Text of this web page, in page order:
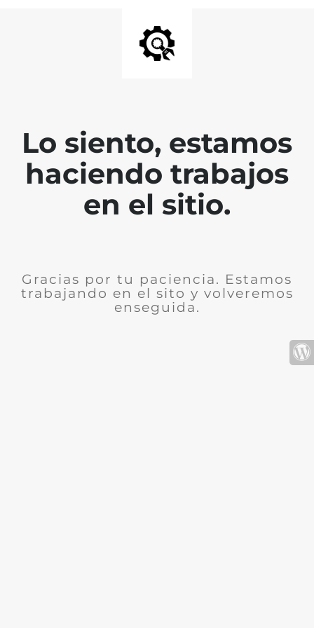
Lo siento, estamos
haciendo trabajos
en el sitio.
Gracias por tu paciencia. Estamos
trabajando en el sito y volveremos
enseguida.